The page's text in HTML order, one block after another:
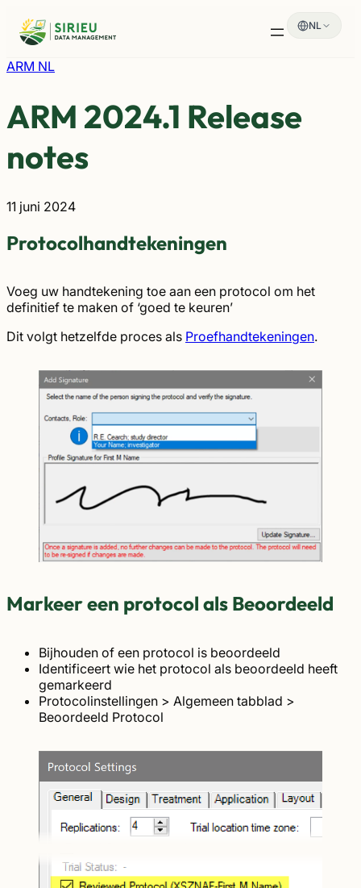
naar
inhoud
NL
ARM NL
ARM 2024.1 Release
notes
11 juni 2024
Protocolhandtekeningen
Voeg uw handtekening toe aan een protocol om het
definitief te maken of ‘goed te keuren’
Dit volgt hetzelfde proces als Proefhandtekeningen.
Markeer een protocol als Beoordeeld
Bijhouden of een protocol is beoordeeld
Identificeert wie het protocol als beoordeeld heeft
gemarkeerd
Protocolinstellingen > Algemeen tabblad >
Beoordeeld Protocol